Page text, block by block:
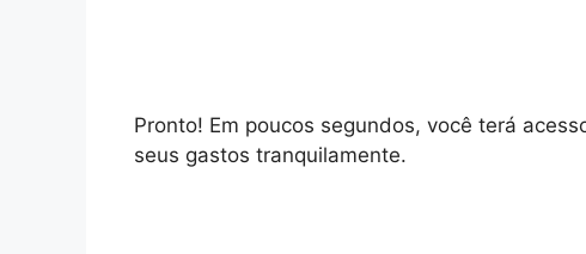
Pronto! Em poucos segundos, você terá
seus gastos tranquilamente.